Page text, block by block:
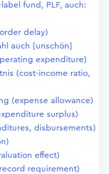
fund, PLF, auch:
delay)
auch [unschön]
expenditure)
(cost-income ratio,
(expense allowance)
surplus)
disbursements)
effect)
requirement)